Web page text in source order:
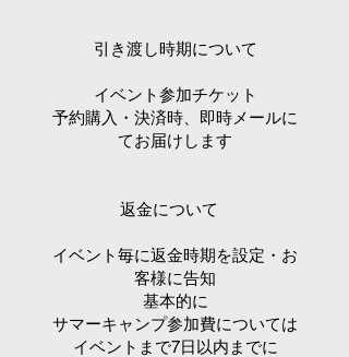
引き渡し時期について
イベント参加チケット
予約購入・決済時、即時メールに
てお届けします
返金について
イベント毎に返金時期を設定・お
客様に告知
基本的に
サマーキャンプ参加費については
イベントまで7日以内までに